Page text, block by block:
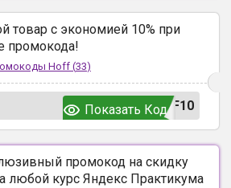
товар с экономией 10% при
промокода!
Hoff (33)
F10
Показать Код
промокод на скидку
любой курс Яндекс Практикума